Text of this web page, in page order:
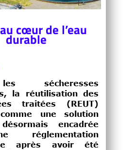
cœur de l’eau
durable
sécheresses
la réutilisation des
traitées (REUT)
comme une solution
encadrée
réglementation
après avoir été